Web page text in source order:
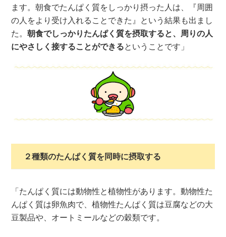
ます。朝食でたんぱく質をしっかり摂った人は、『周囲
の人をより受け入れることできた』という結果も出まし
た。朝食でしっかりたんぱく質を摂取すると、周りの人
にやさしく接することができるということです」
２種類のたんぱく質を同時に摂取する
「たんぱく質には動物性と植物性があります。動物性た
んぱく質は卵魚肉で、植物性たんぱく質は豆腐などの大
豆製品や、オートミールなどの穀類です。